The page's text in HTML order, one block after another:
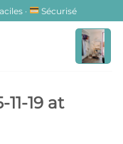
· Sécurisé
19 at